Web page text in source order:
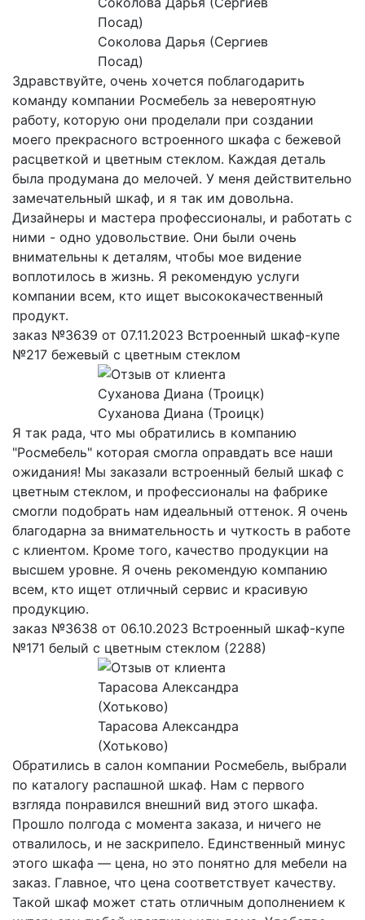
Соколова Дарья (Сергиев
Посад)
Здравствуйте, очень хочется поблагодарить
команду компании Росмебель за невероятную
работу, которую они проделали при создании
моего прекрасного встроенного шкафа с бежевой
расцветкой и цветным стеклом. Каждая деталь
была продумана до мелочей. У меня действительно
замечательный шкаф, и я так им довольна.
Дизайнеры и мастера профессионалы, и работать с
ними - одно удовольствие. Они были очень
внимательны к деталям, чтобы мое видение
воплотилось в жизнь. Я рекомендую услуги
компании всем, кто ищет высококачественный
продукт.
заказ №3639 от 07.11.2023 Встроенный шкаф-купе
№217 бежевый с цветным стеклом
Суханова Диана (Троицк)
Я так рада, что мы обратились в компанию
"Росмебель" которая смогла оправдать все наши
ожидания! Мы заказали встроенный белый шкаф с
цветным стеклом, и профессионалы на фабрике
смогли подобрать нам идеальный оттенок. Я очень
благодарна за внимательность и чуткость в работе
с клиентом. Кроме того, качество продукции на
высшем уровне. Я очень рекомендую компанию
всем, кто ищет отличный сервис и красивую
продукцию.
заказ №3638 от 06.10.2023 Встроенный шкаф-купе
№171 белый с цветным стеклом (2288)
Тарасова Александра
(Хотьково)
Обратились в салон компании Росмебель, выбрали
по каталогу распашной шкаф. Нам с первого
взгляда понравился внешний вид этого шкафа.
Прошло полгода с момента заказа, и ничего не
отвалилось, и не заскрипело. Единственный минус
этого шкафа — цена, но это понятно для мебели на
заказ. Главное, что цена соответствует качеству.
Такой шкаф может стать отличным дополнением к